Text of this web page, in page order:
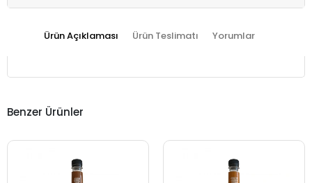
Ürün Açıklaması Ürün Teslimatı Yorumlar
Benzer Ürünler